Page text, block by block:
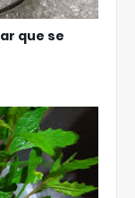
que se